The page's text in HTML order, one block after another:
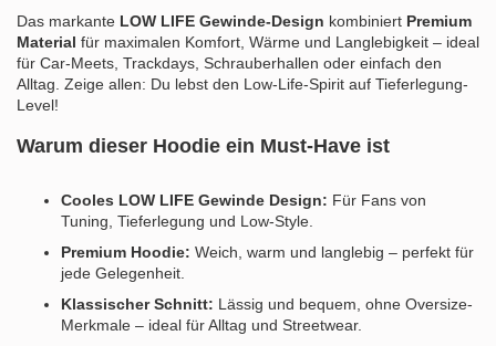
Das markante LOW LIFE Gewinde-Design kombiniert Premium
Material für maximalen Komfort, Wärme und Langlebigkeit – ideal
für Car-Meets, Trackdays, Schrauberhallen oder einfach den
Alltag. Zeige allen: Du lebst den Low-Life-Spirit auf Tieferlegung-
Level!
Warum dieser Hoodie ein Must-Have ist
Cooles LOW LIFE Gewinde Design: Für Fans von
Tuning, Tieferlegung und Low-Style.
Premium Hoodie: Weich, warm und langlebig – perfekt für
jede Gelegenheit.
Klassischer Schnitt: Lässig und bequem, ohne Oversize-
Merkmale – ideal für Alltag und Streetwear.